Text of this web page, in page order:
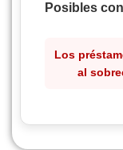
Posibles
Los
al